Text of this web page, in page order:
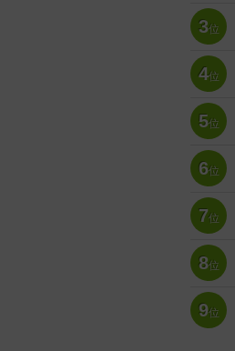
3位
4位
5位
6位
7位
8位
9位